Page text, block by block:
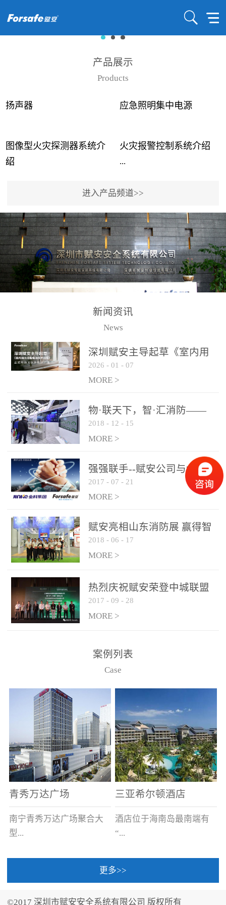
产品展示
Products
扬声器 应急照明集中电源
图像型火灾探测器系统介
绍
...
事故频发，传统的火灾探
测方法已无法满足要求。
尤其是目前众多的大型影
剧院、会议展览中心、体
育馆、大型仓库和隧道空
间等，其建筑结构特殊、
火灾隐患多。一旦发生火
传统的火灾关测器无法被
及时缺发，不能及早发现
和有效扑救火火，这不仅
力和闲难，同时也将造成
巨大的经济损失和社会影
响，基至还会造成人员伤
亡。图像型火灾探测器正
是针对这种高大空间建筑
物的消防设施、设备通过
现场图像的实时获取、预
处理和特征提取分析，实
现火焰的跟踪和识别。能
更早的进行预警，达到早
报早防的效果。 系统构
成示意图： 图像型火灾
和监控端两大部分组成。
两者之间通过以太网相
联，一台监控主机最多可
从监控主机上获取，最多
只能接6台，超过的需从现
火灾报警控制系统介绍
...
用了具有仲裁机制和冗余
校验的总线传输技术、线
路状态检测与保护技术、
后向光电感烟探测技术、
高可靠的系统抗干扰技术
等多项专利技术和专有技
警领域三十多年技术积累
和工程实践的结晶。
进入产品频道>>
新闻资讯
News
深圳赋安主导起草《室内用
光动能电池技术规程》 正式
布局光伏新能源产业
2026 - 01 - 07
MORE >
物·联天下，智·汇消防——
赋安F&S 2018上海消防展圆
满落幕
2018 - 12 - 15
MORE >
强强联手--赋安公司与金科
集团达成战略合作协议
2017 - 07 - 21
MORE >
赋安亮相山东消防展 赢得智
慧消防新荣耀
2018 - 06 - 17
MORE >
热烈庆祝赋安荣登中城联盟
联合采购战略合作平台
2017 - 09 - 28
MORE >
案例列表
Case
青秀万达广场
南宁青秀万达广场聚合大
型...
三亚希尔顿酒店
酒店位于海南岛最南端有
“...
中国的海岛天堂”之美称的
更多>>
©2017 深圳市赋安安全系统有限公司 版权所有